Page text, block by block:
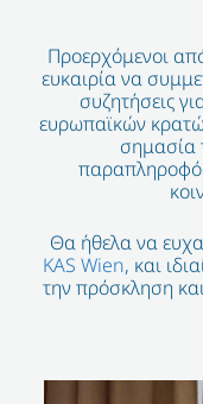
Προερχόμενοι
ευκαιρία να
συζητήσεις
ευρωπαϊκών
σημασία
Θα ήθελα να
KAS Wien, και
την πρόσκληση